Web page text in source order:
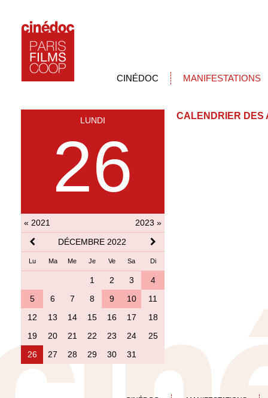
CINÉDOC MANIFESTATIONS
LUNDI
26
« 2021
2023 »
DÉCEMBRE 2022
Lu Ma Me Je Ve Sa Di
1 2 3
4
5
6 7 8 9 10
11
12
13 14 15 16 17
18
19
20 21 22 23 24
25
26
27 28 29 30 31
CALENDRIER DES